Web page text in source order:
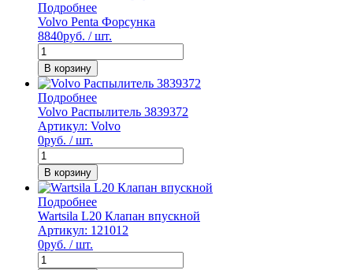
Подробнее
Volvo Penta Форсунка
8840руб. / шт.
В корзину
Подробнее
Volvo Распылитель 3839372
Артикул: Volvo
0руб. / шт.
В корзину
Подробнее
Wartsila L20 Клапан впускной
Артикул: 121012
0руб. / шт.